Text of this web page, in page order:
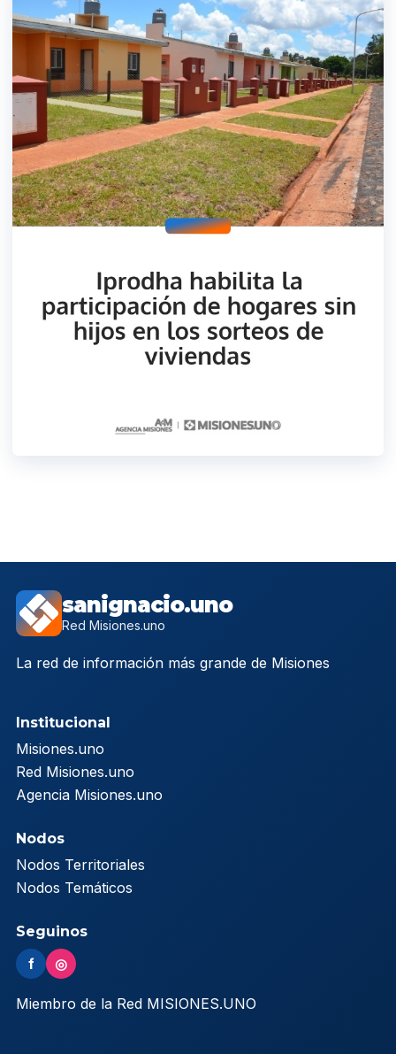
sanignacio.uno
Red Misiones.uno
La red de información más grande de Misiones
Institucional
Misiones.uno
Red Misiones.uno
Agencia Misiones.uno
Nodos
Nodos Territoriales
Nodos Temáticos
Seguinos
f ◎
Miembro de la Red MISIONES.UNO